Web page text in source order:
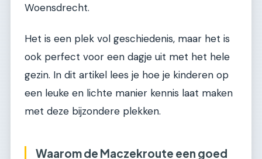
Woensdrecht.
Het is een plek vol geschiedenis, maar het is
ook perfect voor een dagje uit met het hele
gezin. In dit artikel lees je hoe je kinderen op
een leuke en lichte manier kennis laat maken
met deze bijzondere plekken.
Waarom de Maczekroute een goed